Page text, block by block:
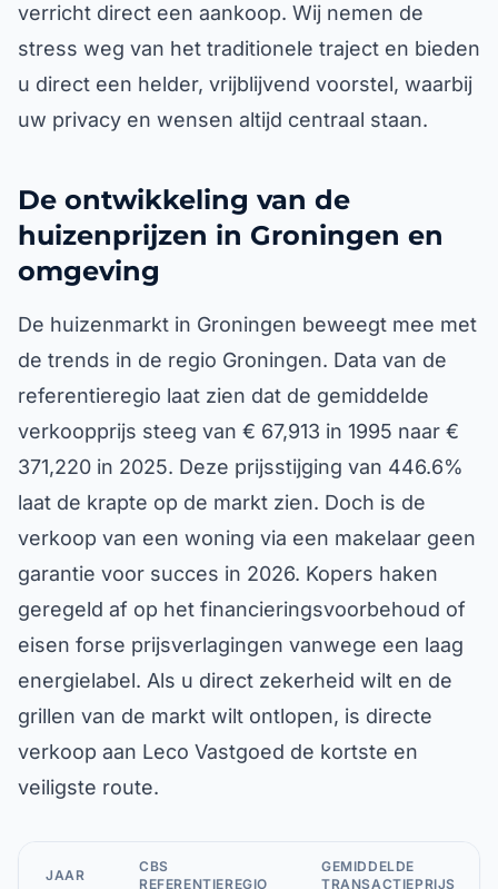
verricht direct een aankoop. Wij nemen de
stress weg van het traditionele traject en bieden
u direct een helder, vrijblijvend voorstel, waarbij
uw privacy en wensen altijd centraal staan.
De ontwikkeling van de
huizenprijzen in Groningen en
omgeving
De huizenmarkt in Groningen beweegt mee met
de trends in de regio Groningen. Data van de
referentieregio laat zien dat de gemiddelde
verkoopprijs steeg van € 67,913 in 1995 naar €
371,220 in 2025. Deze prijsstijging van 446.6%
laat de krapte op de markt zien. Doch is de
verkoop van een woning via een makelaar geen
garantie voor succes in 2026. Kopers haken
geregeld af op het financieringsvoorbehoud of
eisen forse prijsverlagingen vanwege een laag
energielabel. Als u direct zekerheid wilt en de
grillen van de markt wilt ontlopen, is directe
verkoop aan Leco Vastgoed de kortste en
veiligste route.
JAAR
CBS
REFERENTIEREGIO
GEMIDDELDE
TRANSACTIEPRIJS